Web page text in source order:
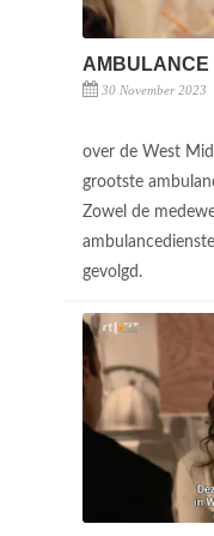
AMBULANCE
30 November 2023
over de West
grootste
Zowel de
gevolgd.